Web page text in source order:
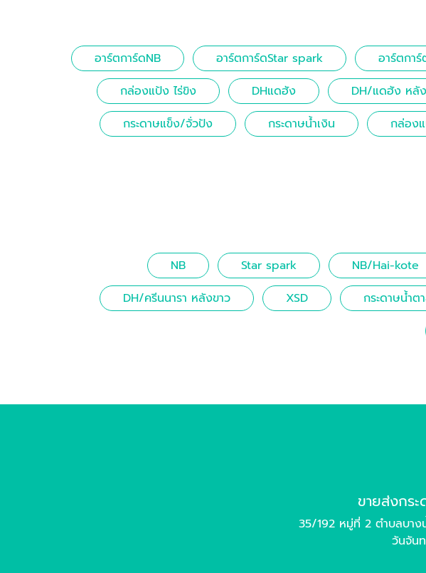
อาร์ตการ์ดNB อาร์ตการ์ดStar spark อาร์ตการ์
กล่องแป้ง ไร่ขิง
DHแดฮัง DH/แดฮัง หลัง
กระดาษแข็ง/จั่วปัง
กระดาษน้ำเงิน กล่อง
NB Star spark NB/Hai-kote
DH/ครีนนารา หลังขาว
XSD กระดาษน้ำต
ขายส่งกร
35/192 หมู่ที่ 2 ตำบลบาง
วันจัน